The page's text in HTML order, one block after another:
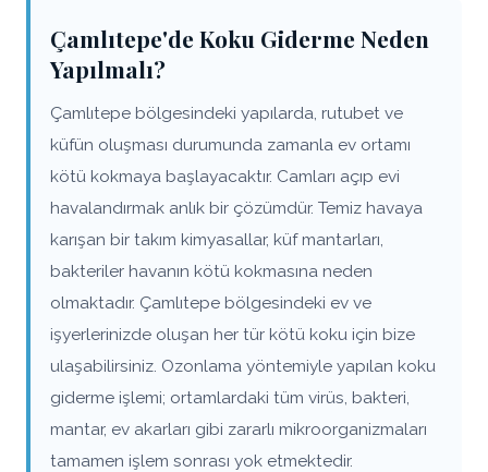
Çamlıtepe'de Koku Giderme Neden
Yapılmalı?
Çamlıtepe bölgesindeki yapılarda, rutubet ve
küfün oluşması durumunda zamanla ev ortamı
kötü kokmaya başlayacaktır. Camları açıp evi
havalandırmak anlık bir çözümdür. Temiz havaya
karışan bir takım kimyasallar, küf mantarları,
bakteriler havanın kötü kokmasına neden
olmaktadır. Çamlıtepe bölgesindeki ev ve
işyerlerinizde oluşan her tür kötü koku için bize
ulaşabilirsiniz. Ozonlama yöntemiyle yapılan koku
giderme işlemi; ortamlardaki tüm virüs, bakteri,
mantar, ev akarları gibi zararlı mikroorganizmaları
tamamen işlem sonrası yok etmektedir.